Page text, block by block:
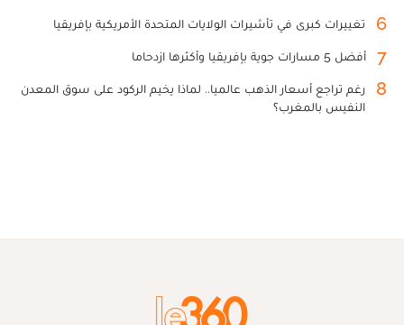
6 تغييرات كبرى في تأشيرات الولايات المتحدة الأمريكية بإفريقيا
7 أفضل 5 مسارات جوية بإفريقيا وأكثرها ازدحاما
8
رغم تراجع أسعار الذهب عالميا.. لماذا يخيم الركود على سوق المعدن
النفيس بالمغرب؟